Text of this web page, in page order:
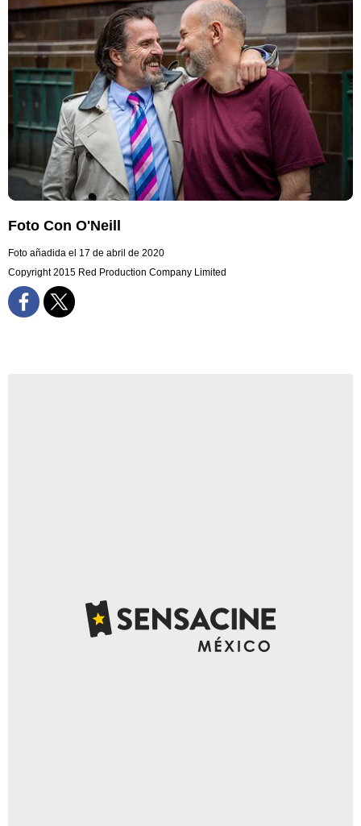
Foto Con O'Neill
Foto añadida el 17 de abril de 2020
Copyright 2015 Red Production Company Limited